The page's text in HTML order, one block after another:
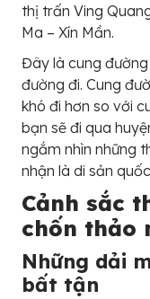
thị trấn Ving
Ma – Xín Mần.
Đây là cung
đường đi. Cung
khó đi hơn so với
bạn sẽ đi qua
ngắm nhìn những
nhận là di sản
Cảnh sắc
chốn thảo
Những dải
bất tận